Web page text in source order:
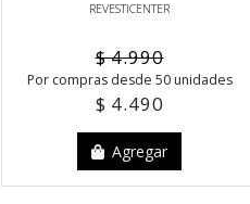
REVESTICENTER
$ 4.990
Por compras desde 50 unidades
$ 4.490
Agregar